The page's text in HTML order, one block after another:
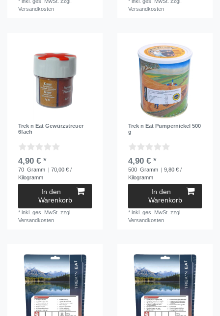
Versandkosten
Versandkosten
Trek n Eat Gewürzstreuer
6fach
4,90 € *
70 Gramm | 70,00 € /
Kilogramm
In den
Warenkorb
*inkl. ges. MwSt. zzgl.
Versandkosten
Trek n Eat Pumpernickel 500
g
4,90 € *
500 Gramm | 9,80 € /
Kilogramm
In den
Warenkorb
*inkl. ges. MwSt. zzgl.
Versandkosten